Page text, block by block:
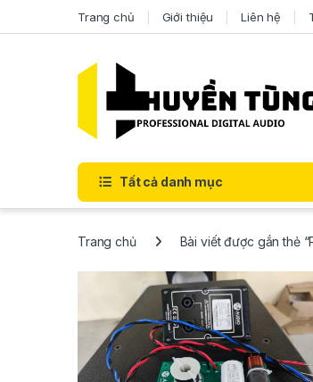
Trang chủ Giới thiệu Liên hệ
Tất cả danh mục
Trang chủ Bài viết được gắn thẻ